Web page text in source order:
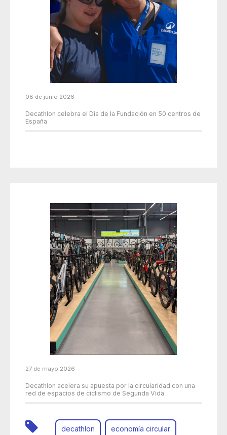
08 de junio 2026
Decathlon celebra el Día de la Fundación en 50 centros de
España
27 de mayo 2026
Decathlon acelera su apuesta por la circularidad con una
red de espacios de ciclismo de Segunda Vida
decathlon economía circular